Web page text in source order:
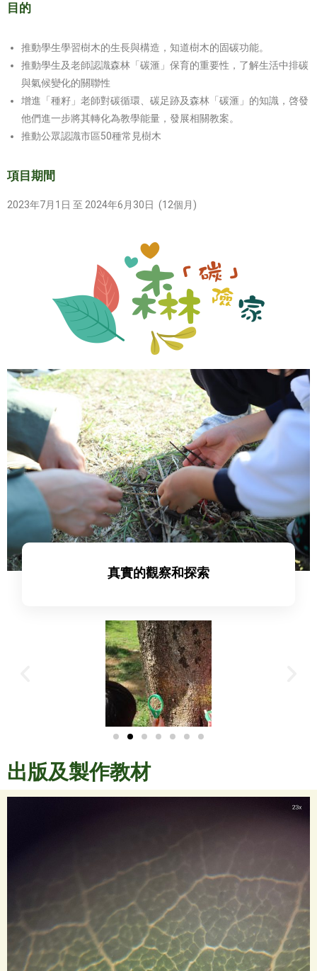
目的
推動學生學習樹木的生長與構造，知道樹木的固碳功能。
推動學生及老師認識森林「碳滙」保育的重要性，了解生活中排碳
與氣候變化的關聯性
增進「種籽」老師對碳循環、碳足跡及森林「碳滙」的知識，啓發
他們進一步將其轉化為教學能量，發展相關教案。
推動公眾認識市區50種常見樹木
項目期間
2023年7月1日 至 2024年6月30日 (12個月)
真實的觀察和探索
出版及製作教材